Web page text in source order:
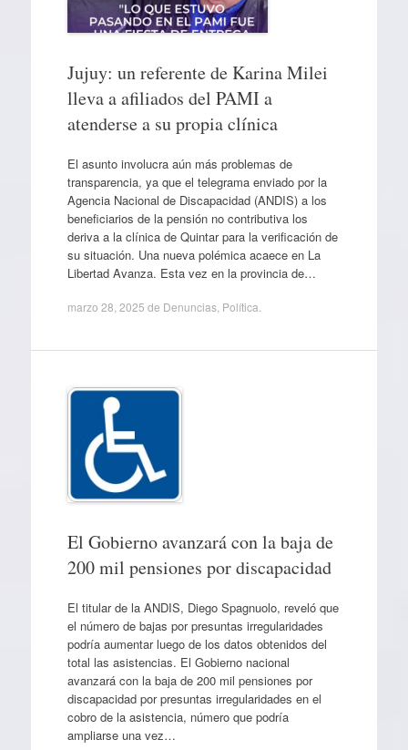
Jujuy: un referente de Karina Milei
lleva a afiliados del PAMI a
atenderse a su propia clínica
El asunto involucra aún más problemas de
transparencia, ya que el telegrama enviado por la
Agencia Nacional de Discapacidad (ANDIS) a los
beneficiarios de la pensión no contributiva los
deriva a la clínica de Quintar para la verificación de
su situación. Una nueva polémica acaece en La
Libertad Avanza. Esta vez en la provincia de…
marzo 28, 2025 de Denuncias, Política
El Gobierno avanzará con la baja de
200 mil pensiones por discapacidad
El titular de la ANDIS, Diego Spagnuolo, reveló que
el número de bajas por presuntas irregularidades
podría aumentar luego de los datos obtenidos del
total las asistencias. El Gobierno nacional
avanzará con la baja de 200 mil pensiones por
discapacidad por presuntas irregularidades en el
cobro de la asistencia, número que podría
ampliarse una vez…